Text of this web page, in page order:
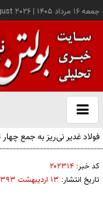
جمعه ۱۶ مرداد ۱۴۰۵ |
2026
باز
و
فولاد غدیر نی‌ریز به جمع
کد خبر: ۲۰۲۳۱۴
تاریخ انتشار: ۱۳ ارديبهشت ۱۳۹۳ - ۱۳:۴۱